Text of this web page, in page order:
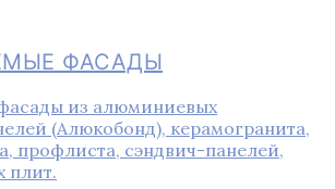
ФАСАДЫ
из алюминиевых
(Алюкобонд), керамогранита,
профлиста, сэндвич-панелей,
плит.